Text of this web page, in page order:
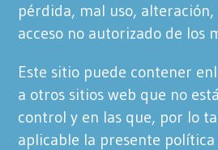
pérdida, mal uso,
acceso no autorizado de los
Este sitio puede contener
a otros sitios web que no
control y en las que, por lo
aplicable la presente